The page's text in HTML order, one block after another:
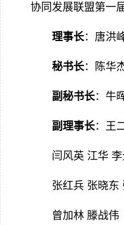
协同发展联盟第一
理事长：唐洪
秘书长：陈华
副秘书长：牛
副理事长：王
闫风英 江华
张红兵 张晓东
曾加林 滕战伟